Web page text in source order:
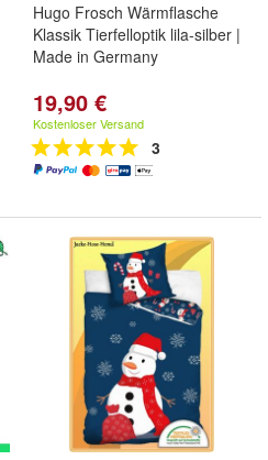
Hugo Frosch Wärmflasche
Klassik Tierfelloptik lila-silber |
Made in Germany
19,90 €
Kostenloser Versand
3